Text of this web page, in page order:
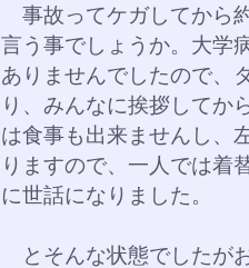
事故ってケガしてから
言う事でしょうか。大学
ありませんでしたので、
り、みんなに挨拶してか
は食事も出来ませんし、
りますので、一人では着
に世話になりました。
とそんな状態でしたが